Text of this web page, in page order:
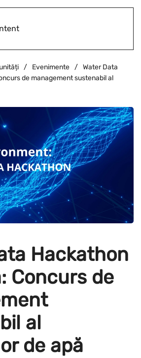
Evenimente
Water Data
de management sustenabil al
Hackathon
Concurs de
al
de apă